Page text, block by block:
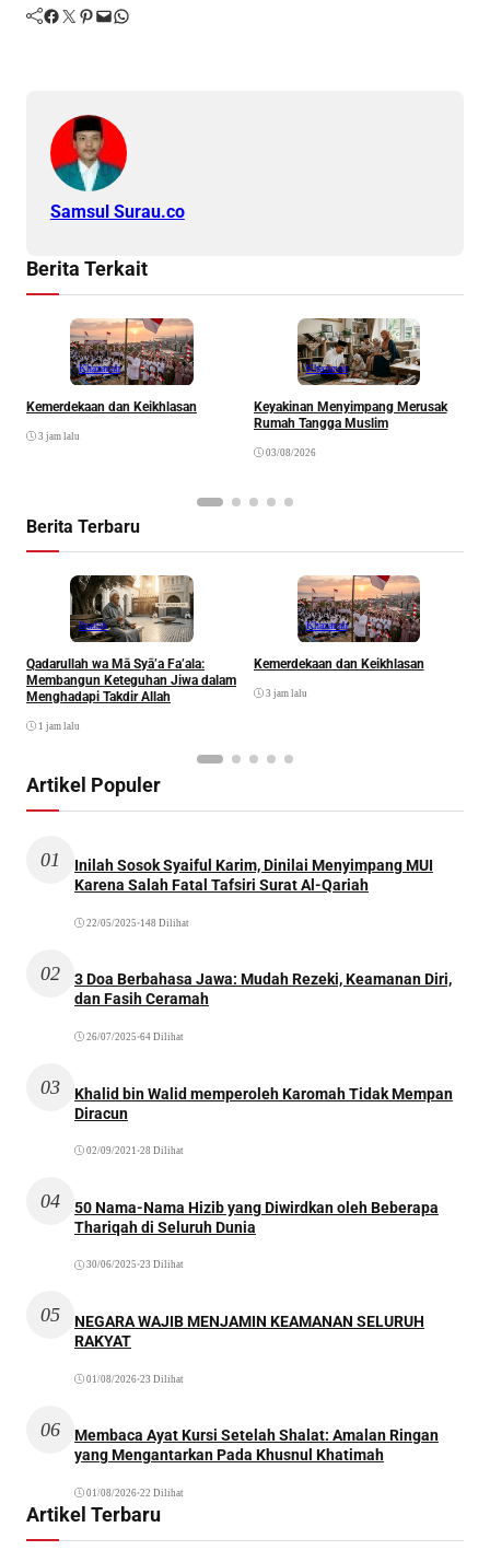
Facebook Twitter Pinterest Mail WhatsApp
Samsul Surau.co
Berita Terkait
Khazanah
Kemerdekaan dan Keikhlasan
3 jam lalu
Khazanah
Keyakinan Menyimpang Merusak
Rumah Tangga Muslim
03/08/2026
Berita Terbaru
Ibadah
Qadarullah wa Mā Syā’a Fa’ala:
Membangun Keteguhan Jiwa dalam
Menghadapi Takdir Allah
1 jam lalu
Khazanah
Kemerdekaan dan Keikhlasan
3 jam lalu
Artikel Populer
01
Inilah Sosok Syaiful Karim, Dinilai Menyimpang MUI
Karena Salah Fatal Tafsiri Surat Al-Qariah
22/05/2025 •148 Dilihat
02
3 Doa Berbahasa Jawa: Mudah Rezeki, Keamanan Diri,
dan Fasih Ceramah
26/07/2025 •64 Dilihat
03
Khalid bin Walid memperoleh Karomah Tidak Mempan
Diracun
02/09/2021 •28 Dilihat
04
50 Nama-Nama Hizib yang Diwirdkan oleh Beberapa
Thariqah di Seluruh Dunia
30/06/2025 •23 Dilihat
05
NEGARA WAJIB MENJAMIN KEAMANAN SELURUH
RAKYAT
01/08/2026•23 Dilihat
06
Membaca Ayat Kursi Setelah Shalat: Amalan Ringan
yang Mengantarkan Pada Khusnul Khatimah
01/08/2026•22 Dilihat
Artikel Terbaru